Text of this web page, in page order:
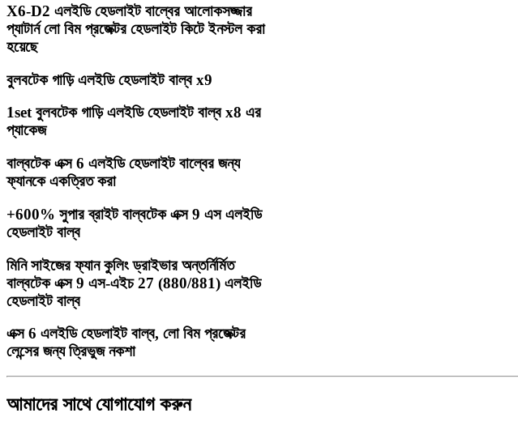
X6-D2 এলইডি হেডলাইট বাল্বের আলোকসজ্জার
প্যাটার্ন লো বিম প্রজেক্টর হেডলাইট কিটে ইনস্টল করা
হয়েছে
বুলবটেক গাড়ি এলইডি হেডলাইট বাল্ব x9
1set বুলবটেক গাড়ি এলইডি হেডলাইট বাল্ব x8 এর
প্যাকেজ
বাল্বটেক এক্স 6 এলইডি হেডলাইট বাল্বের জন্য
ফ্যানকে একত্রিত করা
+600% সুপার ব্রাইট বাল্বটেক এক্স 9 এস এলইডি
হেডলাইট বাল্ব
মিনি সাইজের ফ্যান কুলিং ড্রাইভার অন্তর্নির্মিত
বাল্বটেক এক্স 9 এস-এইচ 27 (880/881) এলইডি
হেডলাইট বাল্ব
এক্স 6 এলইডি হেডলাইট বাল্ব, লো বিম প্রজেক্টর
লেন্সের জন্য ত্রিভুজ নকশা
আমাদের সাথে যোগাযোগ করুন